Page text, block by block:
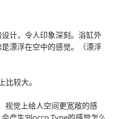
计，令人印象深刻。浴缸外
漂浮在空中的感觉。（漂浮
较大。
视觉上给人空间更宽敞的感